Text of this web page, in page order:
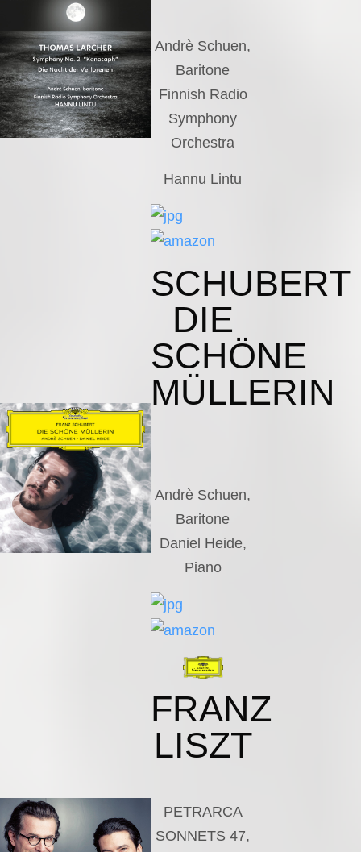
Andrè Schuen,
Baritone
Finnish Radio
Symphony
Orchestra
Hannu Lintu
SCHUBERT
DIE
SCHÖNE
MÜLLERIN
Andrè Schuen,
Baritone
Daniel Heide,
Piano
FRANZ
LISZT
PETRARCA
SONNETS 47,